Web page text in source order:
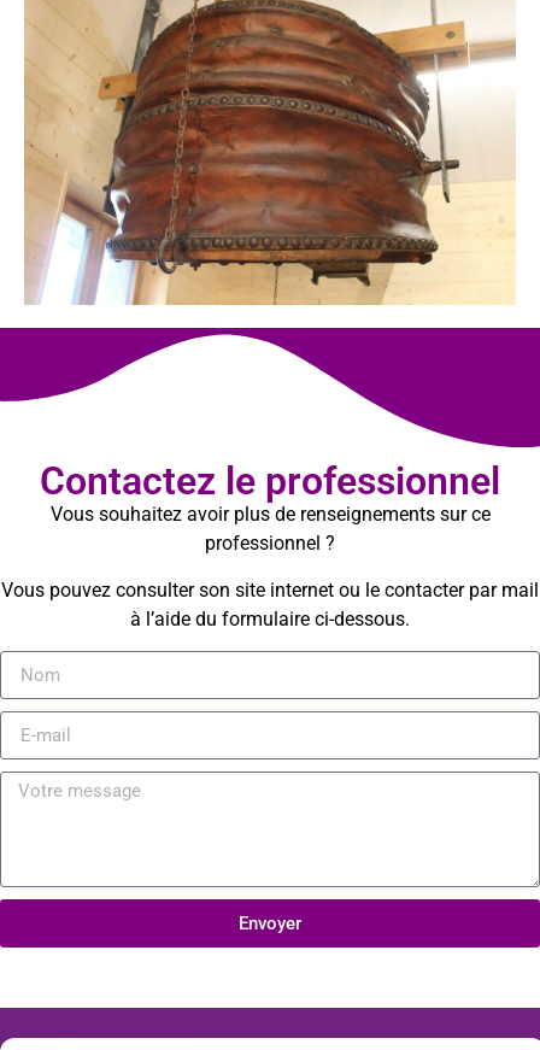
Contactez le professionnel
Vous souhaitez avoir plus de renseignements sur ce
professionnel ?
Vous pouvez consulter son site internet ou le contacter par mail
à l’aide du formulaire ci-dessous.
Envoyer